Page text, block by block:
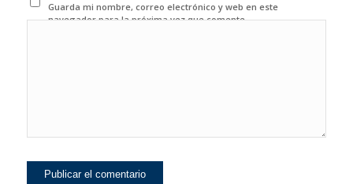
Guarda mi nombre, correo electrónico y web en este
navegador para la próxima vez que comente.